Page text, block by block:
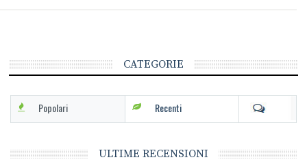
CATEGORIE
Popolari Recenti
ULTIME RECENSIONI